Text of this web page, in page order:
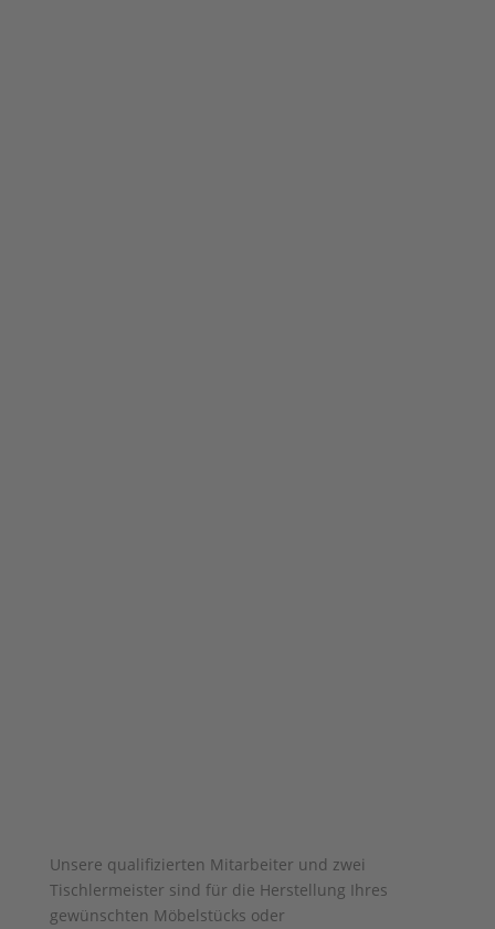
Unsere qualifizierten Mitarbeiter und zwei
Tischlermeister sind für die Herstellung Ihres
gewünschten Möbelstücks oder